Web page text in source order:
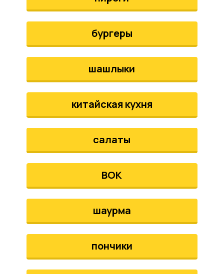
бургеры
шашлыки
китайская кухня
салаты
ВОК
шаурма
пончики